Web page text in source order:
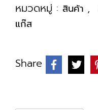
หมวดหมู่ : สินค้า ,
แก๊ส
Share